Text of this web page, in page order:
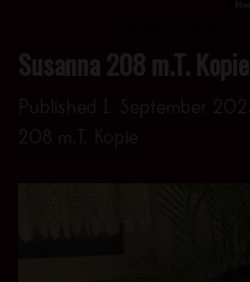
Susanna 208 m.T. Kopie
Published 1. September 2023
208 m.T. Kopie